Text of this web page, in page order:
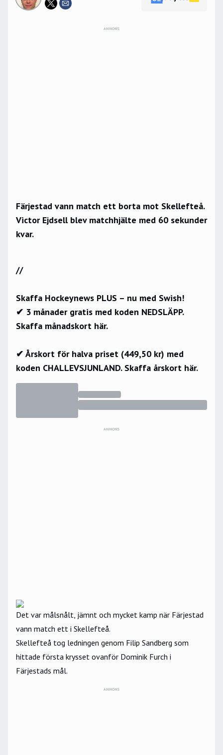
ANNONS
Färjestad vann match ett borta mot Skellefteå.
Victor Ejdsell blev matchhjälte med 60 sekunder
kvar.
//
Skaffa Hockeynews PLUS – nu med Swish!
✔ 3 månader gratis med koden NEDSLÄPP.
Skaffa månadskort här.
✔ Årskort för halva priset (449,50 kr) med
koden CHALLEVSJUNLAND. Skaffa årskort här.
ANNONS
Det var målsnålt, jämnt och mycket kamp när Färjestad
vann match ett i Skellefteå.
Skellefteå tog ledningen genom Filip Sandberg som
hittade första krysset ovanför Dominik Furch i
Färjestads mål.
ANNONS